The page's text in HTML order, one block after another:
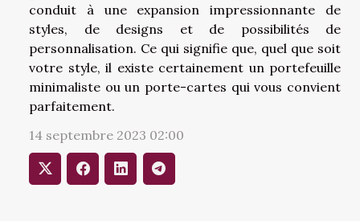
conduit à une expansion impressionnante de
styles, de designs et de possibilités de
personnalisation. Ce qui signifie que, quel que soit
votre style, il existe certainement un portefeuille
minimaliste ou un porte-cartes qui vous convient
parfaitement.
14 septembre 2023 02:00